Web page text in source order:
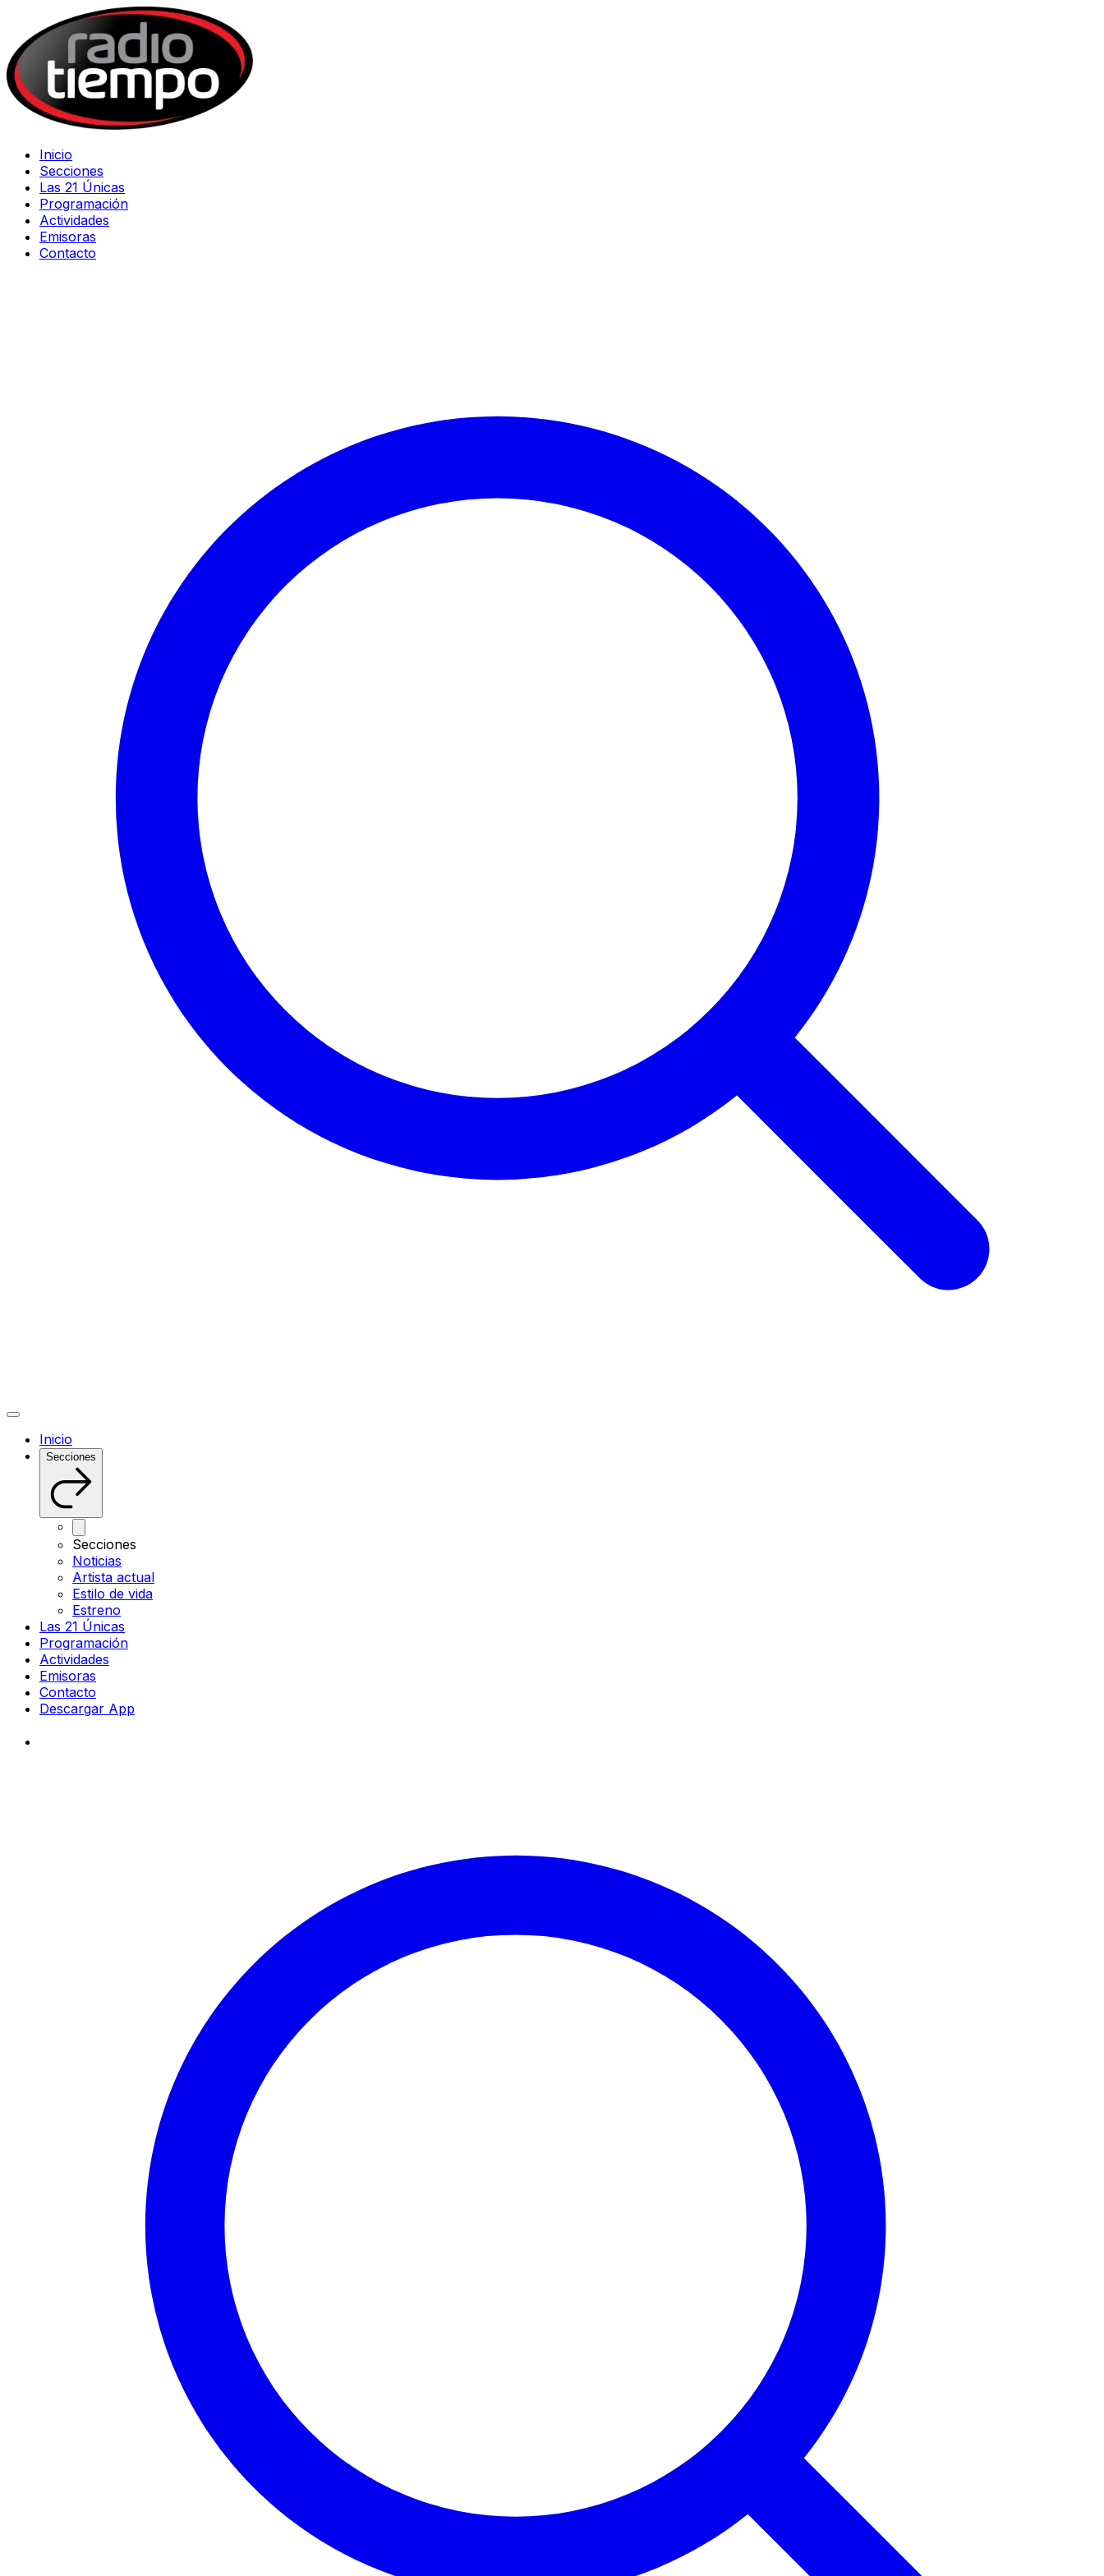
Inicio
Secciones
Las 21 Únicas
Programación
Actividades
Emisoras
Contacto
Inicio
Secciones
Secciones
Noticias
Artista actual
Estilo de vida
Estreno
Las 21 Únicas
Programación
Actividades
Emisoras
Contacto
Descargar App